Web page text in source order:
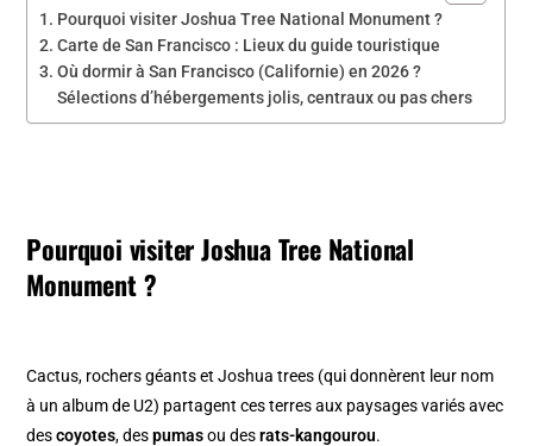
Pourquoi visiter Joshua Tree National Monument ?
Carte de San Francisco : Lieux du guide touristique
Où dormir à San Francisco (Californie) en 2026 ?
Sélections d’hébergements jolis, centraux ou pas chers
Pourquoi visiter Joshua Tree National
Monument ?
Cactus, rochers géants et Joshua trees (qui donnèrent leur nom
à un album de U2) partagent ces terres aux paysages variés avec
descoyotes, despumasou desrats-kangourou.